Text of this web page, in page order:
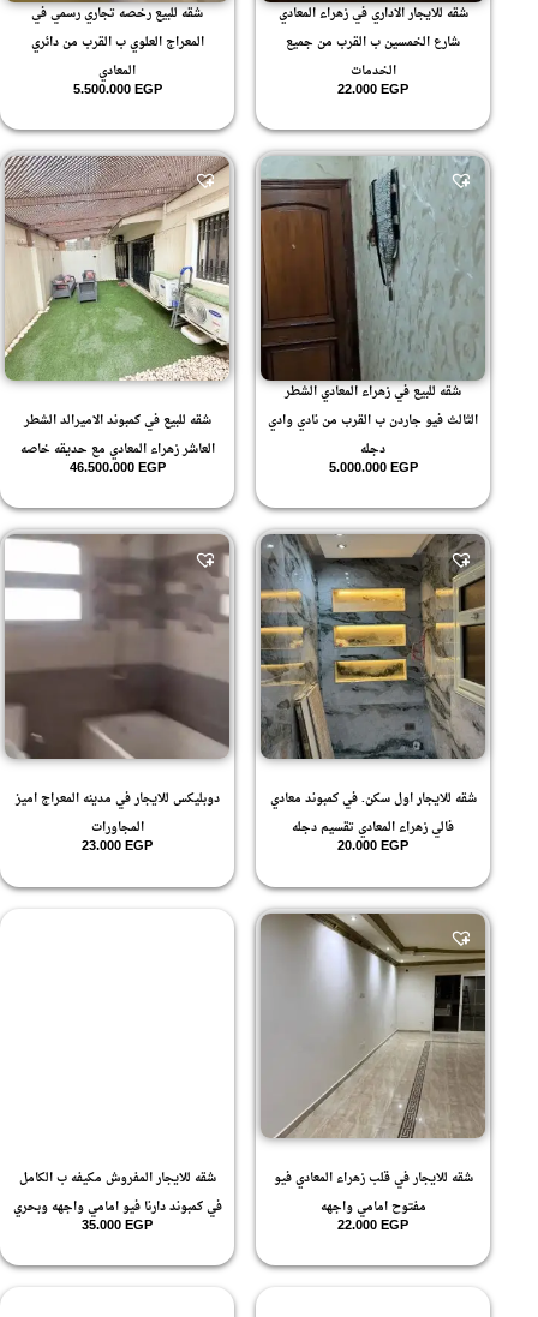
شقه للايجار الاداري في زهراء المعادي
شارع الخمسين ب القرب من جميع
الخدمات
22.000EGP
شقه للبيع رخصه تجاري رسمي في
المعراج العلوي ب القرب من دائري
المعادي
5.500.000EGP
شقه للبيع في زهراء المعادي الشطر
الثالث فيو جاردن ب القرب من نادي وادي
دجله
5.000.000EGP
شقه للبيع في كمبوند الاميرالد الشطر
العاشر زهراء المعادي مع حديقه خاصه
46.500.000EGP
شقه للايجار اول سكن. في كمبوند معادي
فالي زهراء المعادي تقسيم دجله
20.000EGP
دوبليكس للايجار في مدينه المعراج اميز
المجاورات
23.000EGP
شقه للايجار في قلب زهراء المعادي فيو
مفتوح امامي واجهه
22.000EGP
شقه للايجار المفروش مكيفه ب الكامل
في كمبوند دارنا فيو امامي واجهه وبحري
35.000EGP